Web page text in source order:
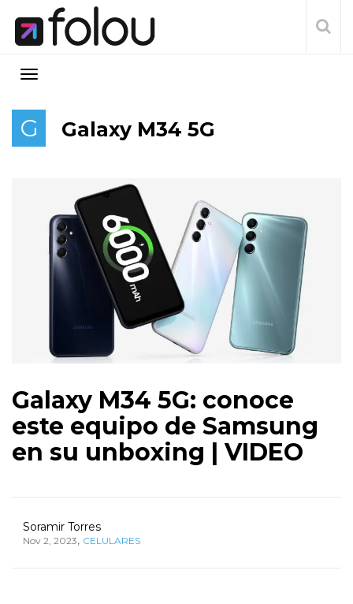
G Galaxy M34 5G
Galaxy M34 5G: conoce
este equipo de Samsung
en su unboxing | VIDEO
Soramir Torres
Nov 2, 2023, CELULARES